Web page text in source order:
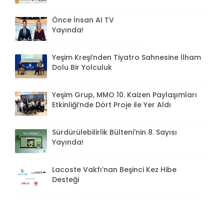
Önce İnsan AI TV
Yayında!
Yeşim Kreşi’nden Tiyatro Sahnesine İlham
Dolu Bir Yolculuk
Yeşim Grup, MMO 10. Kaizen Paylaşımları
Etkinliği’nde Dört Proje ile Yer Aldı
Sürdürülebilirlik Bülteni'nin 8. Sayısı
Yayında!
Lacoste Vakfı’nan Beşinci Kez Hibe
Desteği